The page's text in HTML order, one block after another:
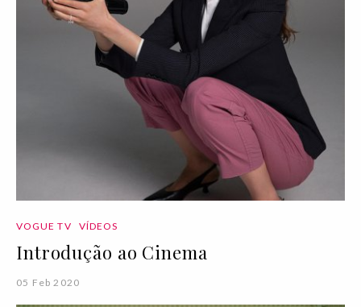
VOGUE TV VÍDEOS
Introdução ao Cinema
05 Feb 2020